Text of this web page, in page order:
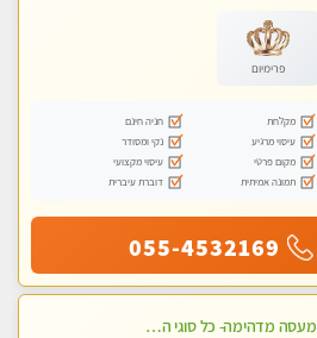
פרימיום
מקלחת
חניה חינם
עיסוי מרגיע
נקי ומסודר
מקום פרטי
עיסוי מקצועי
תמונה אמיתית
דוברת עיברית
055-4532169
מעסה מדהימה- כל סוגי העיסויים מעסה מקצועית ואיכותית פרטי!!! לחוויה בלתי נשכחת!!